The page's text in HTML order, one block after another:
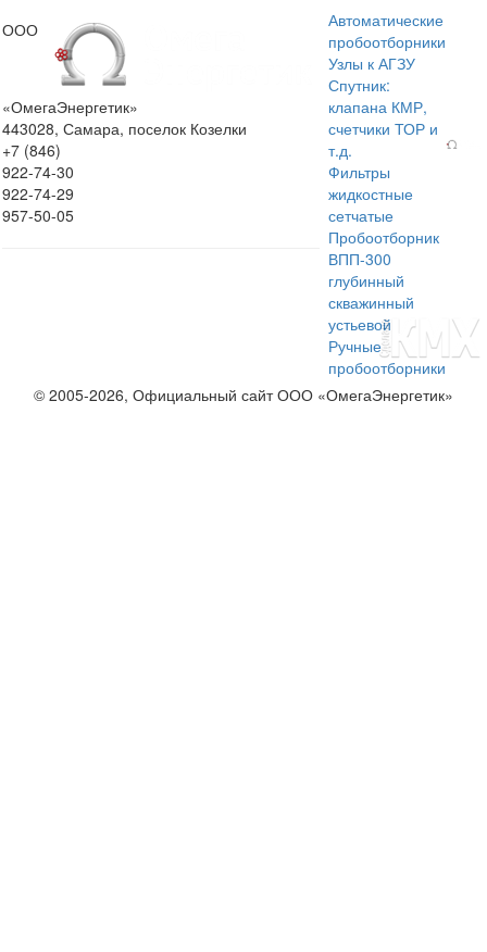
ООО
«ОмегаЭнергетик»
443028, Самара, поселок Козелки
+7 (846)
922-74-30
922-74-29
957-50-05
Автоматические
пробоотборники
Узлы к АГЗУ
Спутник:
клапана КМР,
счетчики ТОР и
т.д.
Фильтры
жидкостные
сетчатые
Пробоотборник
ВПП-300
глубинный
скважинный
устьевой
Ручные
пробоотборники
© 2005-2026, Официальный сайт ООО «ОмегаЭнергетик»